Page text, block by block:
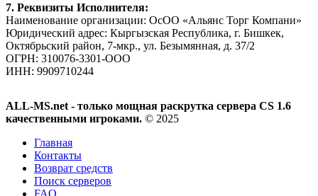
7. Реквизиты Исполнителя:
Наименование организации: ОсОО «Альянс Торг Компани»
Юридический адрес: Кыргызская Республика, г. Бишкек,
Октябрьский район, 7-мкр., ул. Безымянная, д. 37/2
ОГРН: 310076-3301-ООО
ИНН: 9909710244
ALL-MS.net - только мощная раскрутка сервера CS 1.6
качественными игроками. © 2025
Главная
Контакты
Возврат средств
Поиск серверов
FAQ